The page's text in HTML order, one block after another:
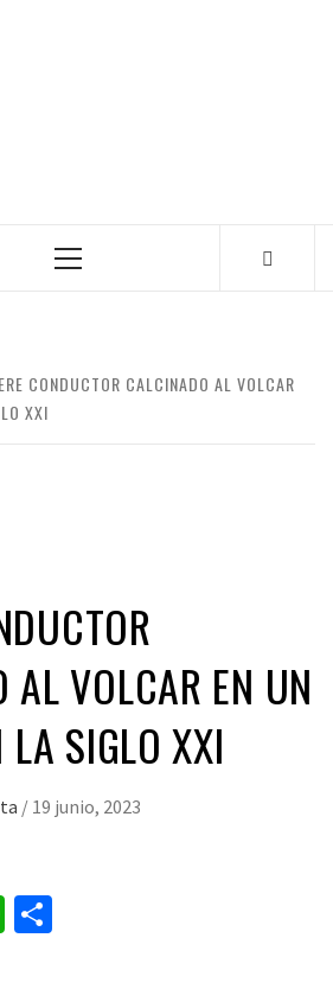
Primary
CONDUCTOR CALCINADO AL VOLCAR
XXI
AL VOLCAR EN UN
LA SIGLO XXI
/ 19 junio, 2023
WhatsApp